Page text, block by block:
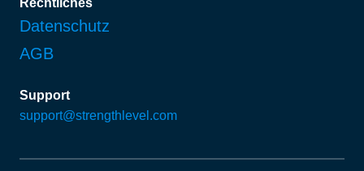
Rechtliches
Datenschutz
AGB
Support
support@strengthlevel.com